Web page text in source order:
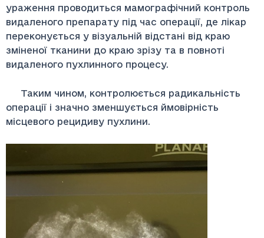
ураження проводиться мамографічний контроль
видаленого препарату під час операції, де лікар
переконується у візуальній відстані від краю
зміненої тканини до краю зрізу та в повноті
видаленого пухлинного процесу.
Таким чином, контролюється радикальність
операції і значно зменшується ймовірність
місцевого рецидиву пухлини.